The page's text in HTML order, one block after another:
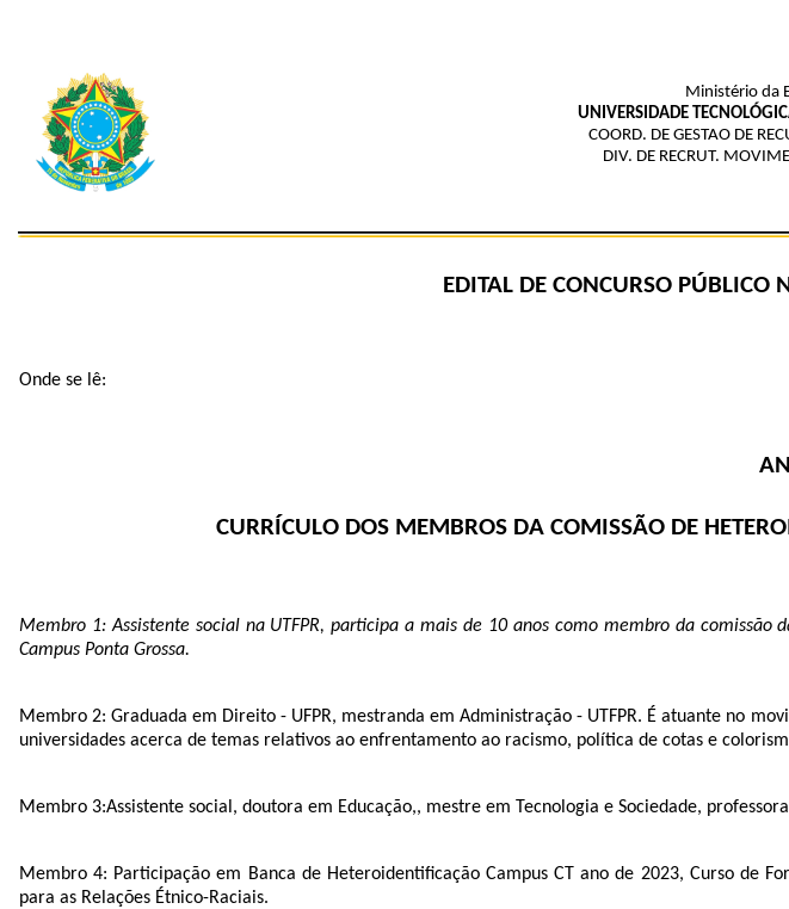
Ministério da
UNIVERSIDADE
COORD. DE GESTAO DE
DIV. DE RECRUT.
EDITAL DE CONCURSO PÚBLICO
Onde se lê:
CURRÍCULO DOS MEMBROS DA COMISSÃO DE
Membro 1: Assistente social na UTFPR, participa a mais de 10 anos como membro da
Campus Ponta Grossa.
Membro 2:Graduada em Direito - UFPR, mestranda em Administração - UTFPR. É atuante no
universidades acerca de temas relativos ao enfrentamento ao racismo, política de cotas e
Membro 3:Assistente social, doutora em Educação,, mestre em Tecnologia e Sociedade,
Membro 4: Participação em Banca de Heteroidentificação Campus CT ano de 2023, Curso de
para as Relações Étnico-Raciais.